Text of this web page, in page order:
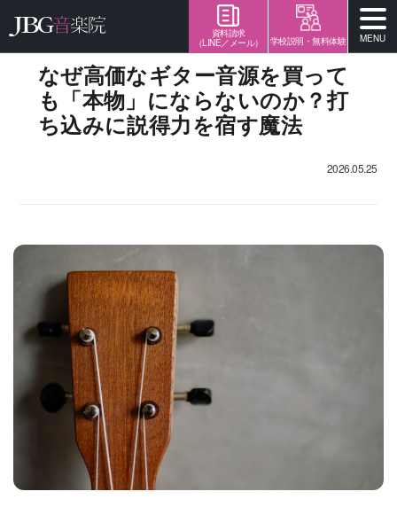
資料請求
（LINE／メール） 学校説明・無料体験 MENU
なぜ高価なギター音源を買って
も「本物」にならないのか？打
ち込みに説得力を宿す魔法
2026.05.25